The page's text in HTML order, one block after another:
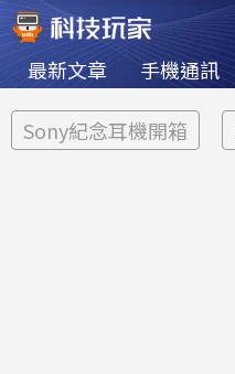
最新文章 手機通訊
Sony紀念耳機開箱